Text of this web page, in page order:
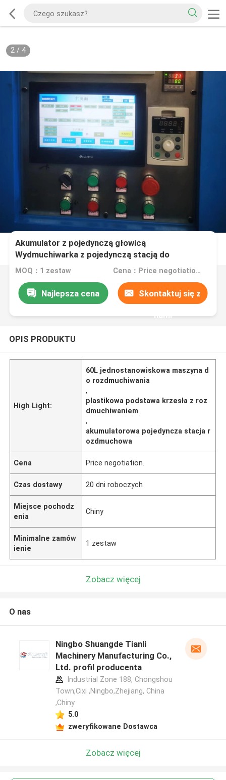
2/ 4
Akumulator z pojedynczą głowicą
Wydmuchiwarka z pojedynczą stacją do
plastikowej podstawy krzesła
MOQ：1 zestaw Cena：Price negotiation.
Najlepsza cena Skontaktuj się z
nami
OPIS PRODUKTU
High Light:
60L jednostanowiskowa maszyna d
o rozdmuchiwania
,
plastikowa podstawa krzesła z roz
dmuchiwaniem
,
akumulatorowa pojedyncza stacja r
ozdmuchowa
Cena Price negotiation.
Czas dostawy 20 dni roboczych
Miejsce pochodz
enia
Chiny
Minimalne zamów
ienie
1 zestaw
Zobacz więcej
O nas
Ningbo Shuangde Tianli
Machinery Manufacturing Co.,
Ltd. profil producenta
Industrial Zone 188, Chongshou
Town,Cixi ,Ningbo,Zhejiang, China
,Chiny
5.0
zweryfikowane Dostawca
Zobacz więcej